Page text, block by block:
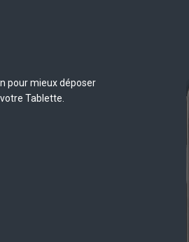
pour mieux déposer
Tablette.